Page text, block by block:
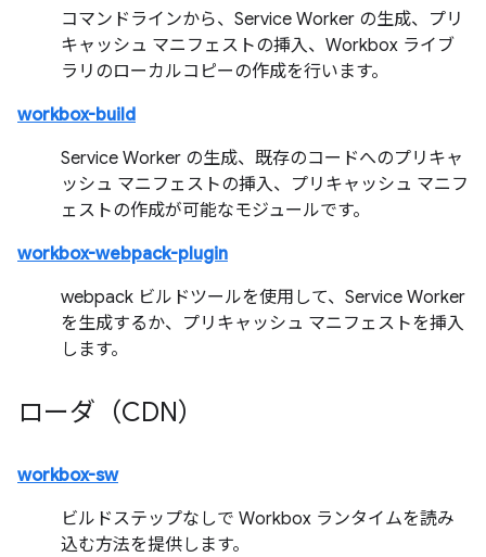
コマンドラインから、Service Worker の生成、プリ
キャッシュ マニフェストの挿入、Workbox ライブ
ラリのローカルコピーの作成を行います。
workbox-build
Service Worker の生成、既存のコードへのプリキャ
ッシュ マニフェストの挿入、プリキャッシュ マニフ
ェストの作成が可能なモジュールです。
workbox-webpack-plugin
webpack ビルドツールを使用して、Service Worker
を生成するか、プリキャッシュ マニフェストを挿入
します。
ローダ（CDN）
workbox-sw
ビルドステップなしで Workbox ランタイムを読み
込む方法を提供します。